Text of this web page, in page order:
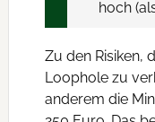
hoch
Zu den Risiken,
Loophole zu
anderem die